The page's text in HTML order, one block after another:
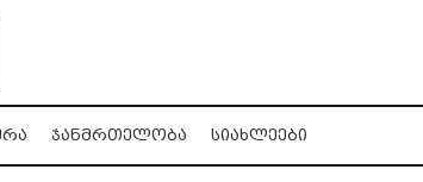
ᲯᲐᲜᲛᲠᲗᲔᲚᲝᲑᲐ ᲡᲘᲐᲮᲚᲔᲔᲑᲘ